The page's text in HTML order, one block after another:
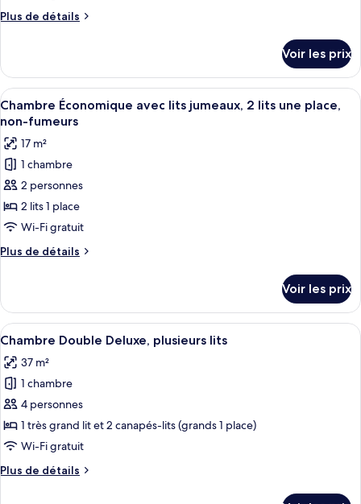
chambre :
Économique,
1
très
grand
lit,
non-
fumeurs
Plus de détails
Plus
le
type
de
chambre
Double
Économique,
très
grand
non-
fumeurs
Voir les prix
Afficher
toutes
les
photos
pour
ce
type
de
chambre :
Chambre
avec
lits
jumeaux,
2
lits
une
place,
non-
fumeurs
Une pièce avec deux lits en bois,
15
Chambre Économique avec lits jumeaux, 2 lits une place,
non-fumeurs
17 m²
1 chambre
2 personnes
2 lits 1 place
Wi-Fi gratuit
Plus de détails
Plus
le
type
de
Chambre
Économique
avec
lits
jumeaux,
2
lits
une
Voir les prix
Afficher
toutes
les
photos
pour
ce
type
chambre :
Une chambre avec un grand lit, une
16
Chambre Double Deluxe, plusieurs lits
37 m²
1 chambre
4 personnes
1 très grand lit et 2 canapés-lits (grands 1 place)
Wi-Fi gratuit
Plus de détails
Plus